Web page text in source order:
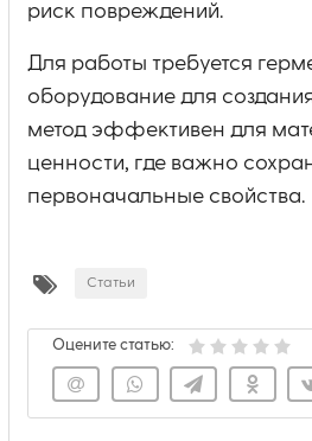
риск повреждений.
Для работы требуется
оборудование для
метод эффективен для
ценности, где важно
первоначальные свойства.
Статьи
Оцените статью: